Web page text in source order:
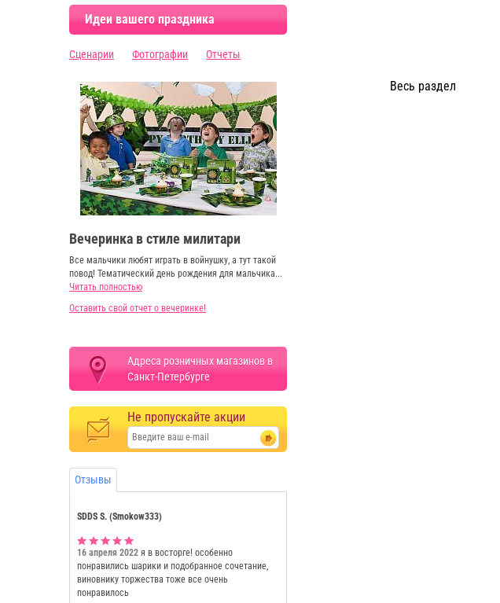
Идеи вашего праздника
Сценарии Фотографии Отчеты
Вечеринка в стиле милитари
Все мальчики любят играть в войнушку, а тут такой
повод! Тематический день рождения для мальчика...
Читать полностью
Оставить свой отчет о вечеринке!
Адреса розничных магазинов в
Санкт-Петербурге
Не пропускайте акции
Отзывы
SDDS S. (Smokow333)
16 апреля 2022 я в восторге! особенно
понравились шарики и подобранное сочетание,
виновнику торжества тоже все очень
понравилось
Весь раздел